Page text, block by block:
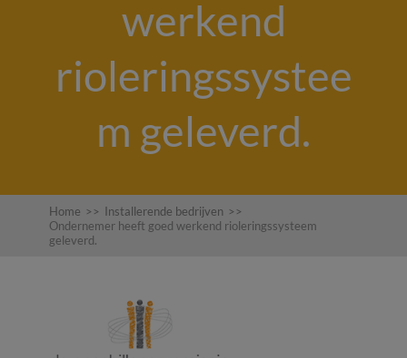
werkend
rioleringssystee
m geleverd.
Home >> Installerende bedrijven >>
Ondernemer heeft goed werkend rioleringssysteem
geleverd.